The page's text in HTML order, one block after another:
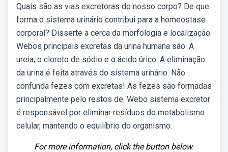
Quais são as vias excretoras do nosso corpo? De que
forma o sistema urinário contribui para a homeostase
corporal? Disserte a cerca da morfologia e localização.
Webos principais excretas da urina humana são: A
ureia, o cloreto de sódio e o ácido úrico. A eliminação
da urina é feita através do sistema urinário. Não
confunda fezes com excretas! As fezes são formadas
principalmente pelo restos de. Webo sistema excretor
é responsável por eliminar resíduos do metabolismo
celular, mantendo o equilíbrio do organismo.
For more information, click the button below.